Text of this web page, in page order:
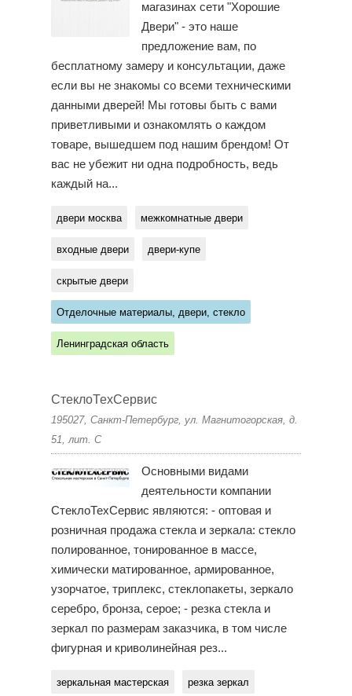
магазинах сети "Хорошие
Двери" - это наше
предложение вам, по
бесплатному замеру и консультации, даже
если вы не знакомы со всеми техническими
данными дверей! Мы готовы быть с вами
приветливыми и ознакомлять о каждом
товаре, вышедшем под нашим брендом! От
вас не убежит ни одна подробность, ведь
каждый на...
двери москва межкомнатные двери
входные двери двери-купе
скрытые двери
Отделочные материалы, двери, стекло
Ленинградская область
СтеклоТехСервис
195027, Санкт-Петербург, ул. Магнитогорская, д.
51, лит. С
Основными видами
деятельности компании
СтеклоТехСервис являются: - оптовая и
розничная продажа стекла и зеркала: стекло
полированное, тонированное в массе,
химически матированное, армированное,
узорчатое, триплекс, стеклопакеты, зеркало
серебро, бронза, серое; - резка стекла и
зеркал по размерам заказчика, в том числе
фигурная и криволинейная рез...
зеркальная мастерская резка зеркал